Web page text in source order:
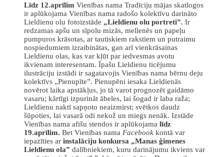
Līdz 12.aprīlim Vienības nama Tradīciju mājas skatlogos
ir aplūkojama Vienības nama radošo kolektīvu darināto
Lieldienu olu fotoizstāde „Lieldienu olu portreti”. Ir
redzamas apšu un sīpolu mizās, mellenēs un papeļu
pumpuros krāsotas, ar tautiskiem rakstiem un putraimu
nospiedumiem izraibinātas, gan arī vienkrāsainas
Lieldienu olas, kas var kļūt par iedvesmas avotu
ikvienam interesentam. Īpašu Lieldienu ticējumu
ilustrāciju izstādi ir sagatavojis Vienības nama bērnu deju
kolektīvs „Pienupīte”. Pienupēni iesaka Lieldienās
novērot laika apstākļus, jo tā varot prognozēt gaidāmo
vasaru; kārtīgi izpurināt ābeles, lai šogad ir laba raža;
Lieldienu naktī sapņoto neaizmirst; svētkos daudz
šūpoties, lai vasarā odi nekož un miegs nenāk. Izstāde
Vienības nama afišu stendos ir aplūkojama līdz
19.aprīlim. Bet Vienības nama Facebook kontā var
iepazīties ar instalāciju konkursa „Manas ģimenes
Lieldienu ola” dalībniekiem, kuru darinājumu ikviens var